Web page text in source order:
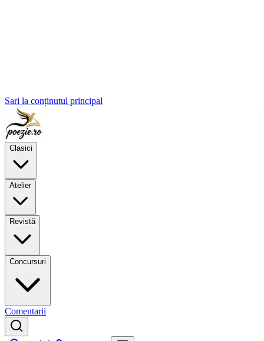
Sari la conținutul principal
Clasici
Atelier
Revistă
Concursuri
Comentarii